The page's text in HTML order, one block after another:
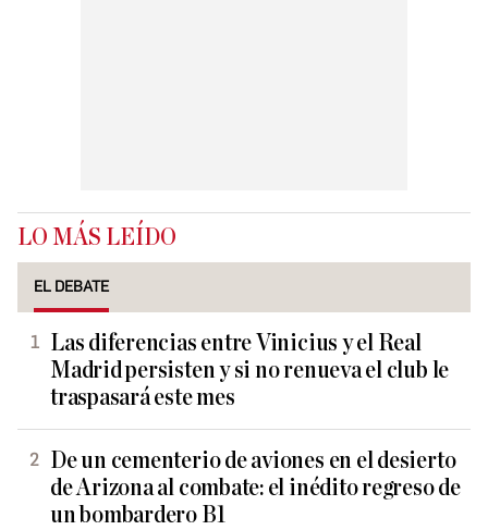
LO MÁS LEÍDO
EL DEBATE
Las diferencias entre Vinicius y el Real
Madrid persisten y si no renueva el club le
traspasará este mes
De un cementerio de aviones en el desierto
de Arizona al combate: el inédito regreso de
un bombardero B1